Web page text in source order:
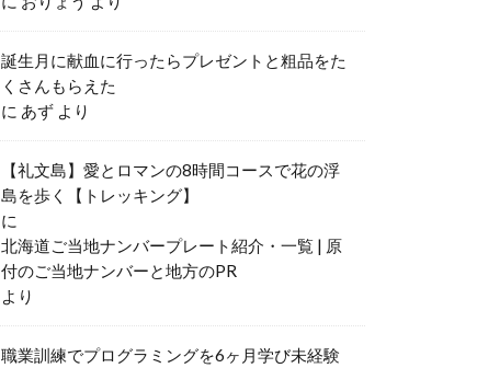
誕生月に献血に行ったらプレゼントと粗品をた
くさんもらえた
に あず より
【礼文島】愛とロマンの8時間コースで花の浮
島を歩く【トレッキング】
に
北海道ご当地ナンバープレート紹介・一覧 | 原
付のご当地ナンバーと地方のPR
より
職業訓練でプログラミングを6ヶ月学び未経験